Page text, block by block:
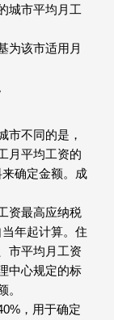
城市平均月工
为该市适用月
市不同的是，
月平均工资的
确定金额。成
资最高应纳税
年起计算。住
市平均月工资
中心规定的标
。
，用于确定